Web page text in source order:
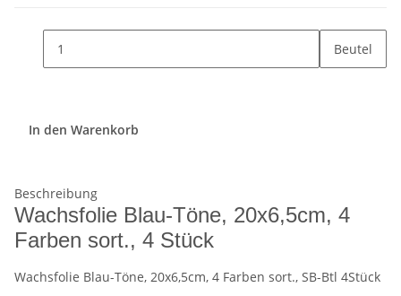
Beutel
In den Warenkorb
Beschreibung
Wachsfolie Blau-Töne, 20x6,5cm, 4
Farben sort., 4 Stück
Wachsfolie Blau-Töne, 20x6,5cm, 4 Farben sort., SB-Btl 4Stück